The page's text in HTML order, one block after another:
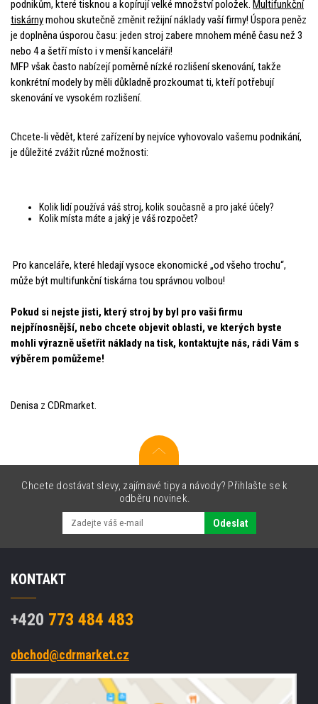
podnikům, které tisknou a kopírují velké množství položek. Multifunkční
tiskárnymohou skutečně změnit režijní náklady vaší firmy! Úspora peněz
je doplněna úsporou času: jeden stroj zabere mnohem méně času než 3
nebo 4 a šetří místo i v menší kanceláři!
MFP však často nabízejí poměrně nízké rozlišení skenování, takže
konkrétní modely by měli důkladně prozkoumat ti, kteří potřebují
skenování ve vysokém rozlišení.
Chcete-li vědět, které zařízení by nejvíce vyhovovalo vašemu podnikání,
je důležité zvážit různé možnosti:
Kolik lidí používá váš stroj, kolik současně a pro jaké účely?
Kolik místa máte a jaký je váš rozpočet?
Pro kanceláře, které hledají vysoce ekonomické „od všeho trochu“,
může být multifunkční tiskárna tou správnou volbou!
Pokud si nejste jisti, který stroj by byl pro vaši firmu
nejpřínosnější, nebo chcete objevit oblasti, ve kterých byste
mohli výrazně ušetřit náklady na tisk, kontaktujte nás, rádi Vám s
výběrem pomůžeme!
Denisa z CDRmarket.
Chcete dostávat slevy, zajímavé tipy a návody? Přihlašte se k
odběru novinek.
Odeslat
KONTAKT
+420 773 484 483
obchod@cdrmarket.cz